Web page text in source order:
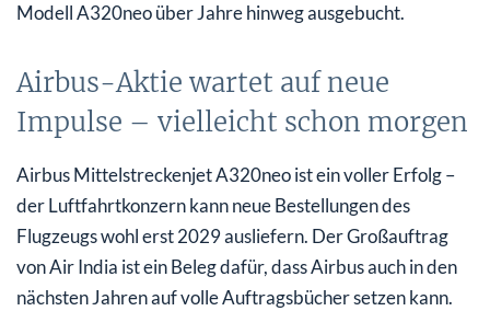
Modell A320neo über Jahre hinweg ausgebucht.
Airbus-Aktie wartet auf neue
Impulse – vielleicht schon morgen
Airbus Mittelstreckenjet A320neo ist ein voller Erfolg –
der Luftfahrtkonzern kann neue Bestellungen des
Flugzeugs wohl erst 2029 ausliefern. Der Großauftrag
von Air India ist ein Beleg dafür, dass Airbus auch in den
nächsten Jahren auf volle Auftragsbücher setzen kann.